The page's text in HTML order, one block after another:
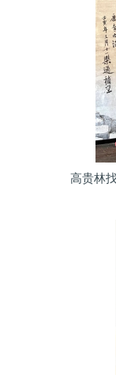
高贵林